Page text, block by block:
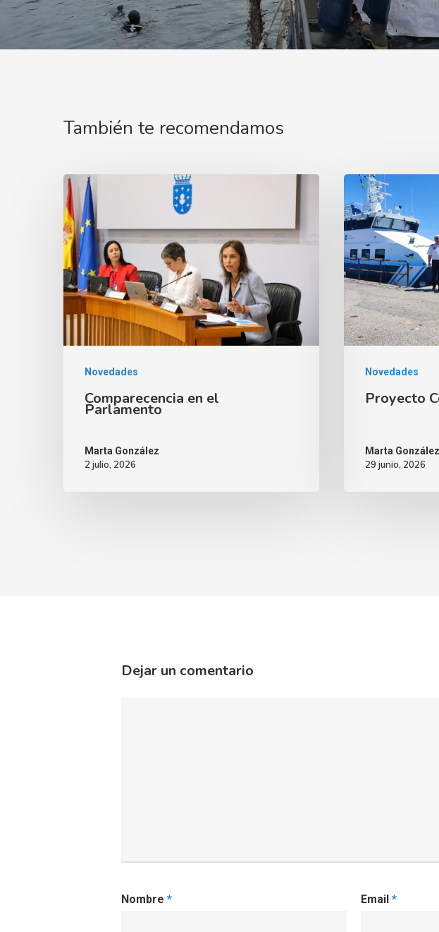
También te recomendamos
Novedades
Comparecencia en el
Parlamento
Marta González
2 julio, 2026
Novedades
Proyecto
Marta González
29 junio, 2026
Dejar un comentario
Nombre * Email *